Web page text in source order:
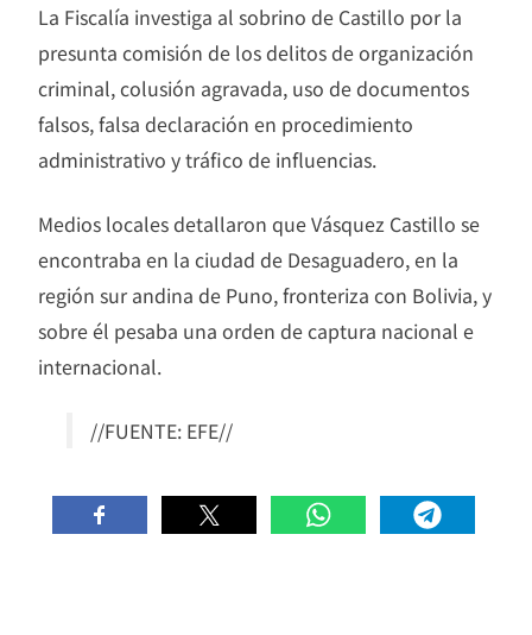
La Fiscalía investiga al sobrino de Castillo por la
presunta comisión de los delitos de organización
criminal, colusión agravada, uso de documentos
falsos, falsa declaración en procedimiento
administrativo y tráfico de influencias.
Medios locales detallaron que Vásquez Castillo se
encontraba en la ciudad de Desaguadero, en la
región sur andina de Puno, fronteriza con Bolivia, y
sobre él pesaba una orden de captura nacional e
internacional.
//FUENTE: EFE//